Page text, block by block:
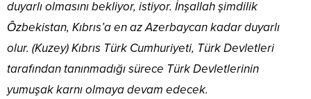
duyarlı olmasını bekliyor, istiyor. İnşallah şimdilik
Ôzbekistan, Kıbrıs’a en az Azerbaycan kadar duyarlı
olur. (Kuzey) Kıbrıs Türk Cumhuriyeti, Türk Devletleri
tarafından tanınmadığı sürece Türk Devletlerinin
yumuşak karnı olmaya devam edecek.